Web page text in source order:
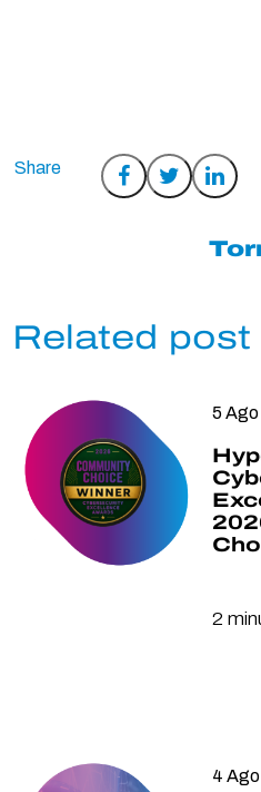
Condividi
Condividi
Related post
5
2
4